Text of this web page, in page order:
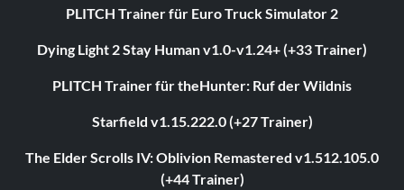
PLITCH Trainer für Euro Truck Simulator 2
Dying Light 2 Stay Human v1.0-v1.24+ (+33 Trainer)
PLITCH Trainer für theHunter: Ruf der Wildnis
Starfield v1.15.222.0 (+27 Trainer)
The Elder Scrolls IV: Oblivion Remastered v1.512.105.0
(+44 Trainer)